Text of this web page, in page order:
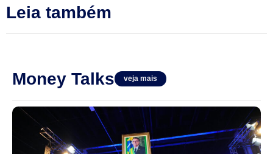
Leia também
Money Talks veja mais